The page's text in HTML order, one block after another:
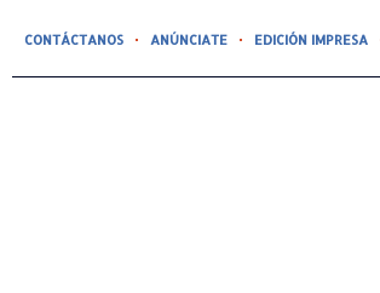
CONTÁCTANOS ANÚNCIATE EDICIÓN IMPRESA